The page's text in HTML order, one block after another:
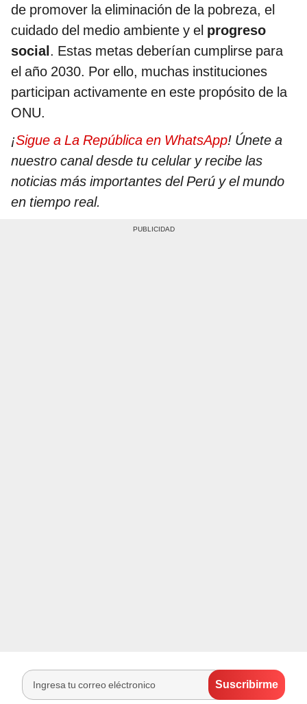
de promover la eliminación de la pobreza, el
cuidado del medio ambiente y el progreso
social. Estas metas deberían cumplirse para
el año 2030. Por ello, muchas instituciones
participan activamente en este propósito de la
ONU.
¡Sigue a La República en WhatsApp! Únete a
nuestro canal desde tu celular y recibe las
noticias más importantes del Perú y el mundo
en tiempo real.